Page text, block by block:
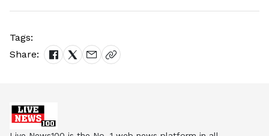
Tags:
Share: